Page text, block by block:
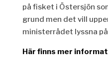
på fisket i Östersjön
grund men det vill
ministerrådet lyssna
Här finns mer